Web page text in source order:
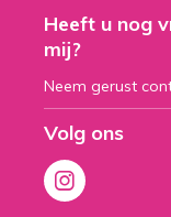
Heeft u nog
mij?
Neem gerust
Volg ons